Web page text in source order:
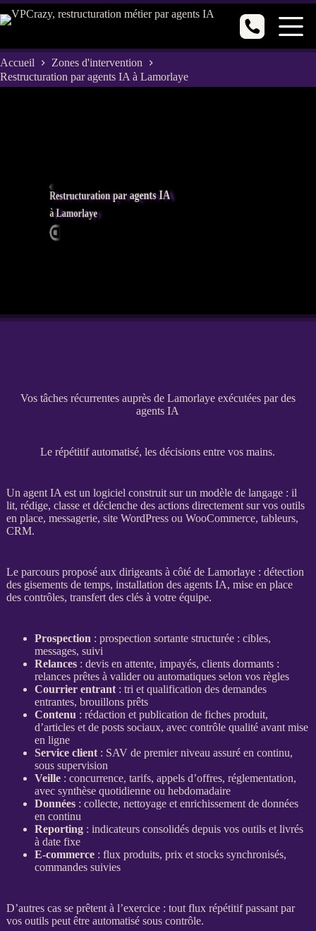
Passer
au
Accueil
Zones d'intervention
Restructuration par agents IA à Lamorlaye
Restructuration par agents IA
à Lamorlaye
Vos tâches récurrentes auprès de Lamorlaye exécutées par des
agents IA
Le répétitif automatisé, les décisions entre vos mains.
Un agent IA est un logiciel construit sur un modèle de langage : il
lit, rédige, classe et déclenche des actions directement sur vos outils
en place, messagerie, site WordPressou WooCommerce, tableurs,
CRM.
Le parcours proposé aux dirigeants à côté de Lamorlaye : détection
des gisements de temps, installation des agents IA, mise en place
des contrôles, transfertdes clés à votre équipe.
Prospection : prospection sortante structurée: cibles,
messages, suivi
Relances: devisen attente, impayés, clients dormants :
relancesprêtes à valider ou automatiques selon vos règles
Courrier entrant: tri et qualification des demandes
entrantes, brouillons prêts
Contenu : rédaction et publication de fiches produit,
d’articles et de posts sociaux, avec contrôle qualité avant mise
en ligne
Service client: SAV de premier niveau assuré en continu,
sous supervision
Veille: concurrence, tarifs, appels d’offres, réglementation,
avec synthèse quotidienne ou hebdomadaire
Données: collecte, nettoyage et enrichissement de données
en continu
Reporting: indicateurs consolidésdepuis vos outils et livrés
à date fixe
E-commerce: fluxproduits, prix et stocks synchronisés,
commandes suivies
D’autres cas se prêtent à l’exercice : tout fluxrépétitif passant par
vos outils peut être automatisésous contrôle.